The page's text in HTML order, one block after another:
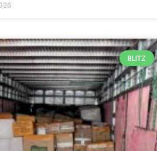
BLITZ